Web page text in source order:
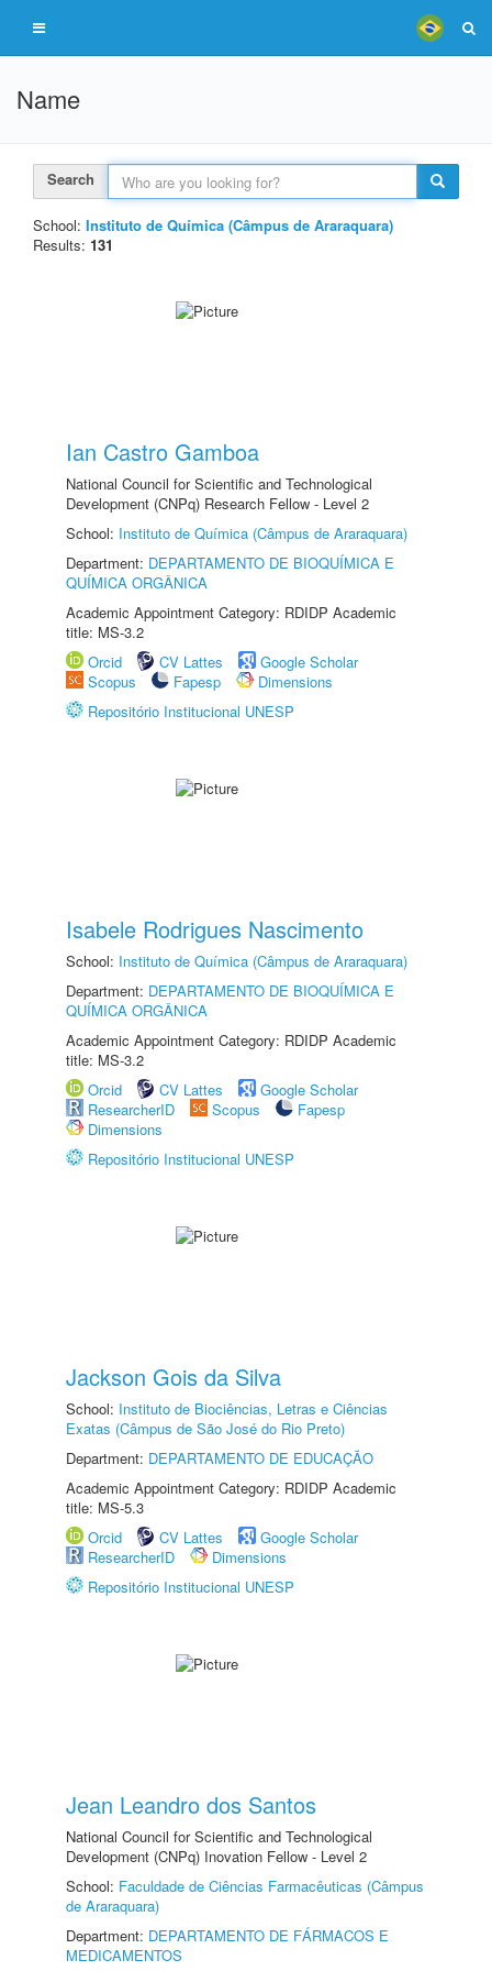
Name
Search
School: Instituto de Química (Câmpus de Araraquara)
Results: 131
Ian Castro Gamboa
National Council for Scientific and Technological
Development (CNPq) Research Fellow - Level 2
School: Instituto de Química (Câmpus de Araraquara)
Department: DEPARTAMENTO DE BIOQUÍMICA E
QUÍMICA ORGÂNICA
Academic Appointment Category: RDIDP Academic
title: MS-3.2
Orcid
CV Lattes
Google Scholar
Scopus
Fapesp
Dimensions
Repositório Institucional UNESP
Isabele Rodrigues Nascimento
School: Instituto de Química (Câmpus de Araraquara)
Department: DEPARTAMENTO DE BIOQUÍMICA E
QUÍMICA ORGÂNICA
Academic Appointment Category: RDIDP Academic
title: MS-3.2
Orcid
CV Lattes
Google Scholar
ResearcherID
Scopus
Fapesp
Dimensions
Repositório Institucional UNESP
Jackson Gois da Silva
School: Instituto de Biociências, Letras e Ciências
Exatas (Câmpus de São José do Rio Preto)
Department: DEPARTAMENTO DE EDUCAÇÃO
Academic Appointment Category: RDIDP Academic
title: MS-5.3
Orcid
CV Lattes
Google Scholar
ResearcherID
Dimensions
Repositório Institucional UNESP
Jean Leandro dos Santos
National Council for Scientific and Technological
Development (CNPq) Inovation Fellow - Level 2
School: Faculdade de Ciências Farmacêuticas (Câmpus
de Araraquara)
Department: DEPARTAMENTO DE FÁRMACOS E
MEDICAMENTOS